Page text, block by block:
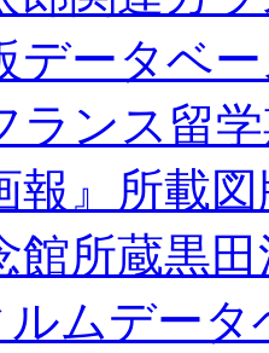
データベ
ランス留
報』所載
館所蔵黒
ムデータ